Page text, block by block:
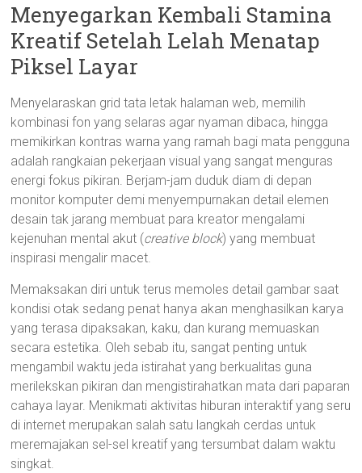
Menyegarkan Kembali Stamina
Kreatif Setelah Lelah Menatap
Piksel Layar
Menyelaraskan grid tata letak halaman web, memilih
kombinasi fon yang selaras agar nyaman dibaca, hingga
memikirkan kontras warna yang ramah bagi mata pengguna
adalah rangkaian pekerjaan visual yang sangat menguras
energi fokus pikiran. Berjam-jam duduk diam di depan
monitor komputer demi menyempurnakan detail elemen
desain tak jarang membuat para kreator mengalami
kejenuhan mental akut (creative block) yang membuat
inspirasi mengalir macet.
Memaksakan diri untuk terus memoles detail gambar saat
kondisi otak sedang penat hanya akan menghasilkan karya
yang terasa dipaksakan, kaku, dan kurang memuaskan
secara estetika. Oleh sebab itu, sangat penting untuk
mengambil waktu jeda istirahat yang berkualitas guna
merilekskan pikiran dan mengistirahatkan mata dari paparan
cahaya layar. Menikmati aktivitas hiburan interaktif yang seru
di internet merupakan salah satu langkah cerdas untuk
meremajakan sel-sel kreatif yang tersumbat dalam waktu
singkat.